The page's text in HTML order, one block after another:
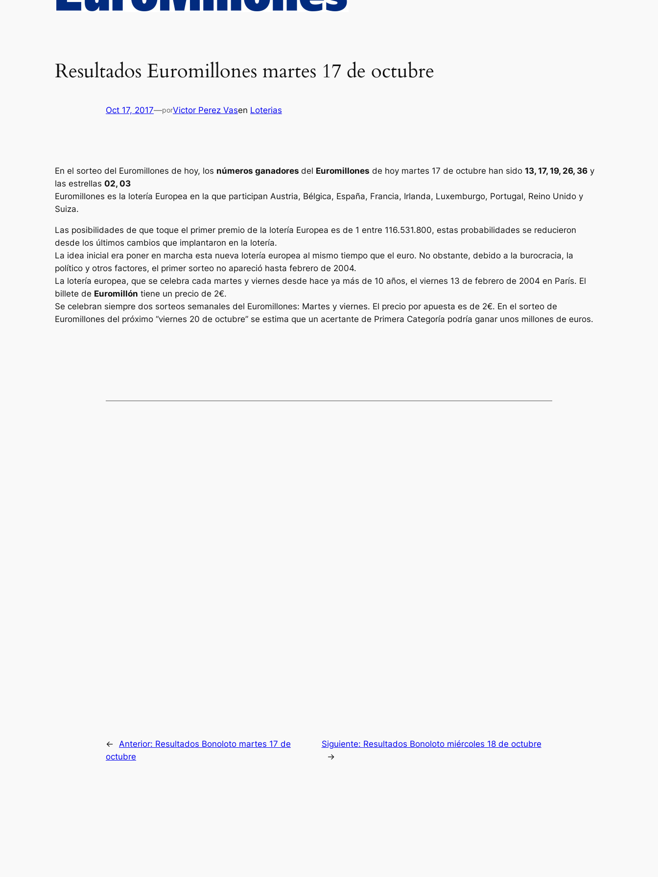
Resultados Euromillones martes 17 de octubre
Oct 17, 2017—porVictor Perez Vasen Loterias
En el sorteo del Euromillones de hoy, los números ganadores del Euromillones de hoy martes 17 de octubre han sido 13, 17, 19, 26, 36 y
las estrellas 02, 03
Euromillones es la lotería Europea en la que participan Austria, Bélgica, España, Francia, Irlanda, Luxemburgo, Portugal, Reino Unido y
Suiza.
Las posibilidades de que toque el primer premio de la lotería Europea es de 1 entre 116.531.800, estas probabilidades se reducieron
desde los últimos cambios que implantaron en la lotería.
La idea inicial era poner en marcha esta nueva lotería europea al mismo tiempo que el euro. No obstante, debido a la burocracia, la
político y otros factores, el primer sorteo no apareció hasta febrero de 2004.
La lotería europea, que se celebra cada martes y viernes desde hace ya más de 10 años, el viernes 13 de febrero de 2004 en París. El
billete de Euromillón tiene un precio de 2€.
Se celebran siempre dos sorteos semanales del Euromillones: Martes y viernes. El precio por apuesta es de 2€. En el sorteo de
Euromillones del próximo “viernes 20 de octubre” se estima que un acertante de Primera Categoría podría ganar unos millones de euros.
← Anterior: Resultados Bonoloto martes 17 de
octubre
Siguiente: Resultados Bonoloto miércoles 18 de octubre
→